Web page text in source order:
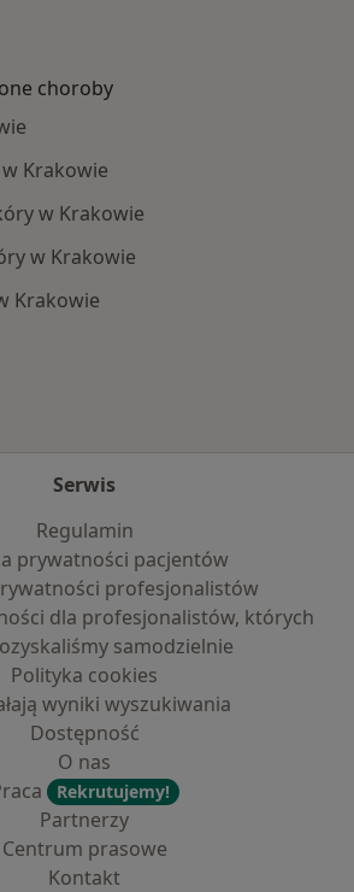
choroby
Krakowie
w Krakowie
w Krakowie
Krakowie
Serwis
Regulamin
prywatności pacjentów
profesjonalistów
dla profesjonalistów, których
samodzielnie
Polityka cookies
wyniki wyszukiwania
Dostępność
O nas
Rekrutujemy!
Partnerzy
Centrum prasowe
Kontakt